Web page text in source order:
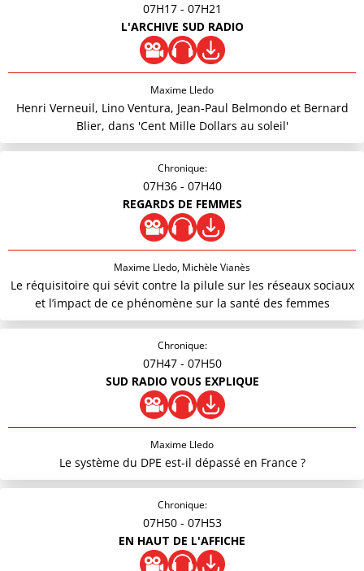
07H17 - 07H21
L'ARCHIVE SUD RADIO
Maxime Lledo
Henri Verneuil, Lino Ventura, Jean-Paul Belmondo et Bernard
Blier, dans 'Cent Mille Dollars au soleil'
Chronique:
07H36 - 07H40
REGARDS DE FEMMES
Maxime Lledo, Michèle Vianès
Le réquisitoire qui sévit contre la pilule sur les réseaux sociaux
et l’impact de ce phénomène sur la santé des femmes
Chronique:
07H47 - 07H50
SUD RADIO VOUS EXPLIQUE
Maxime Lledo
Le système du DPE est-il dépassé en France ?
Chronique:
07H50 - 07H53
EN HAUT DE L'AFFICHE